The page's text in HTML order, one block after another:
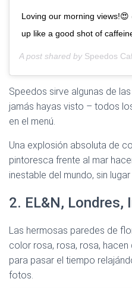
Loving our morning
up like a good shot of
A post shared by Speedos
Speedos sirve algunas de
jamás hayas visto – todos
en el menú.
Una explosión absoluta de
pintoresca frente al mar
inestable del mundo, sin
2. EL&N, Londres,
Las hermosas paredes de
color rosa, rosa, rosa, hacen
para pasar el tiempo
fotos.